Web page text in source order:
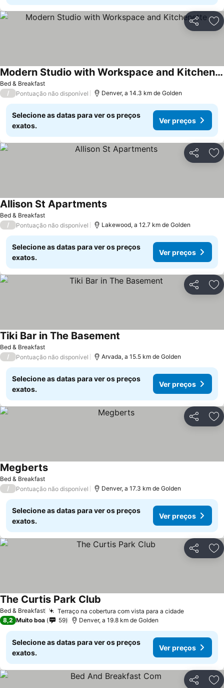
Partilhar
Bed & Breakfast
Modern Studio with Workspace and Kitchenette
/ Pontuação não disponível Denver, a 14.3 km de Golden
Selecione as datas para ver os preços
exatos.
Ver preços
Partilhar
Bed & Breakfast
Allison St Apartments
/ Pontuação não disponível Lakewood, a 12.7 km de Golden
Selecione as datas para ver os preços
exatos.
Ver preços
Partilhar
Bed & Breakfast
Tiki Bar in The Basement
/ Pontuação não disponível Arvada, a 15.5 km de Golden
Selecione as datas para ver os preços
exatos.
Ver preços
Partilhar
Bed & Breakfast
Megberts
/ Pontuação não disponível Denver, a 17.3 km de Golden
Selecione as datas para ver os preços
exatos.
Ver preços
Partilhar
Bed & Breakfast Terraço na cobertura com vista para a cidade
The Curtis Park Club
8,2 Muito boa 59 Denver, a 19.8 km de Golden
Selecione as datas para ver os preços
exatos.
Ver preços
Partilhar